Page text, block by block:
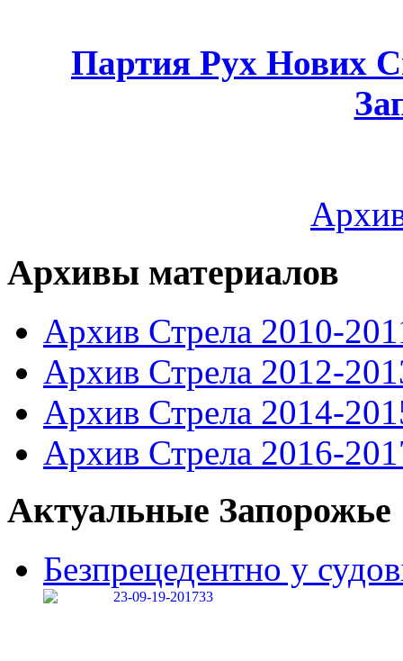
Партия Рух Нових
Архивы материалов
Архив Стрела 2010-
Архив Стрела 2012-
Архив Стрела 2014-
Архив Стрела 2016-
Актуальные Запорожье
Безпрецедентно у